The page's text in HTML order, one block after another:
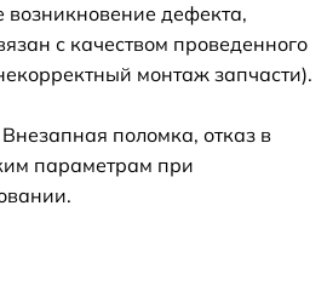
возникновение дефекта,
с качеством проведенного
монтаж запчасти).
поломка, отказ в
параметрам при